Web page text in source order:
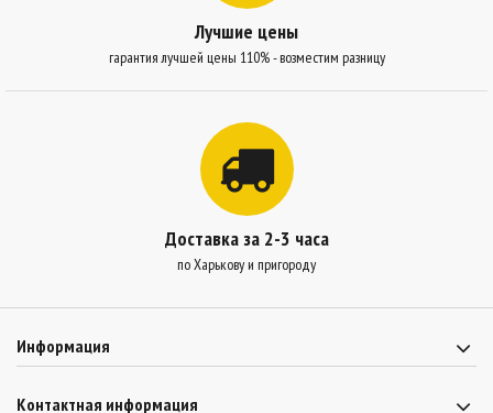
Лучшие цены
гарантия лучшей цены 110% - возместим разницу
Доставка за 2-3 часа
по Харькову и пригороду
Информация
Контактная информация